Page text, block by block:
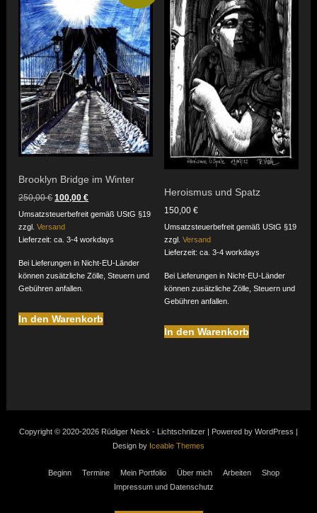
Brooklyn Bridge im Winter
250,00€ Ursprünglicher
war:
250,00 €
100,00€Aktueller
ist:
Umsatzsteuerbefreit gemäß UStG §19
zzgl.Versand
Lieferzeit: ca. 3-4 workdays
Bei Lieferungen in Nicht-EU-Länder
können zusätzliche Zölle, Steuern und
Gebühren anfallen.
In den Warenkorb
Heroismus und Spatz
150,00 €
Umsatzsteuerbefreit gemäß UStG §19
zzgl. Versand
Lieferzeit: ca. 3-4 workdays
Bei Lieferungen in Nicht-EU-Länder
können zusätzliche Zölle, Steuern und
Gebühren anfallen.
In den Warenkorb
Copyright © 2020-2026 Rüdiger Neick - Lichtschnitzer | Powered by WordPress |
Design by Iceable Themes
Beginn Termine Mein Portfolio Über mich Arbeiten
Shop
Impressum und Datenschutz